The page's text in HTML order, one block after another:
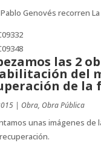
Pablo Genovés recorren
las 2
del
de la
| Obra, Obra Pública
unas imágenes de